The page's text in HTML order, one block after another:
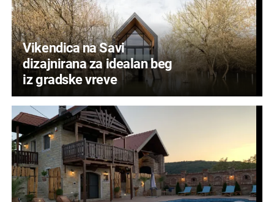
Vikendica na Savi
dizajnirana za idealan beg
iz gradske vreve